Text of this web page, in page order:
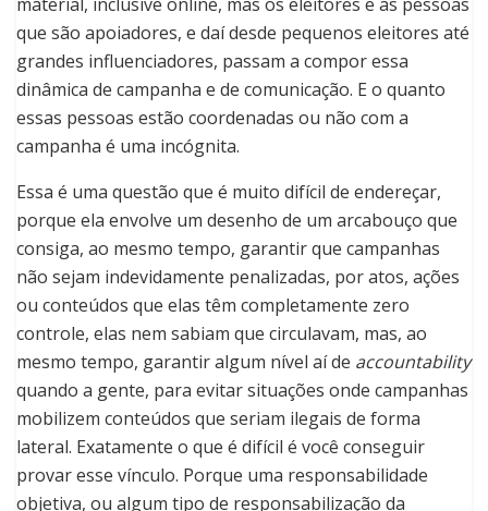
que são apoiadores, e daí desde pequenos eleitores até
grandes influenciadores, passam a compor essa
dinâmica de campanha e de comunicação. E o quanto
essas pessoas estão coordenadas ou não com a
campanha é uma incógnita.
Essa é uma questão que é muito difícil de endereçar,
porque ela envolve um desenho de um arcabouço que
consiga, ao mesmo tempo, garantir que campanhas
não sejam indevidamente penalizadas, por atos, ações
ou conteúdos que elas têm completamente zero
controle, elas nem sabiam que circulavam, mas, ao
mesmo tempo, garantir algum nível aí de accountability
quando a gente, para evitar situações onde campanhas
mobilizem conteúdos que seriam ilegais de forma
lateral. Exatamente o que é difícil é você conseguir
provar esse vínculo. Porque uma responsabilidade
objetiva, ou algum tipo de responsabilização da